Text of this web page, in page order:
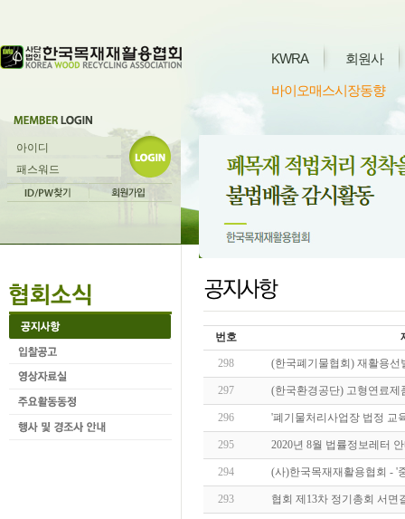
KWRA 회원사
바이오매스시장동향
번호
298 (한국폐기물협회) 재활용
297 (한국환경공단) 고형연료
296 '폐기물처리사업장 법정 교
295 2020년 8월 법률정보레터
294 (사)한국목재재활용협회 - '
293 협회 제13차 정기총회 서면